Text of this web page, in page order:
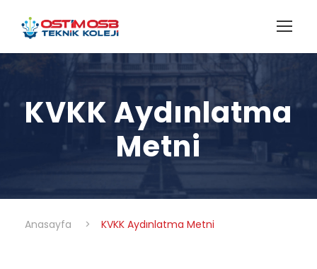
KVKK Aydınlatma
Metni
Anasayfa > KVKK Aydınlatma Metni